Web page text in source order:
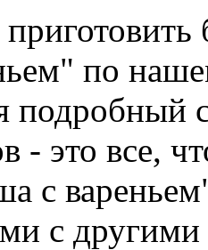
по
подробный
- это все,
с
с